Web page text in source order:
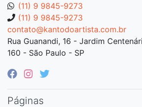
(11) 9 9845-9273
(11) 9 9845-9273
contato@kantodoartista.com.br
Rua Guanandi, 16 - Jardim
160 - São Paulo - SP
Páginas